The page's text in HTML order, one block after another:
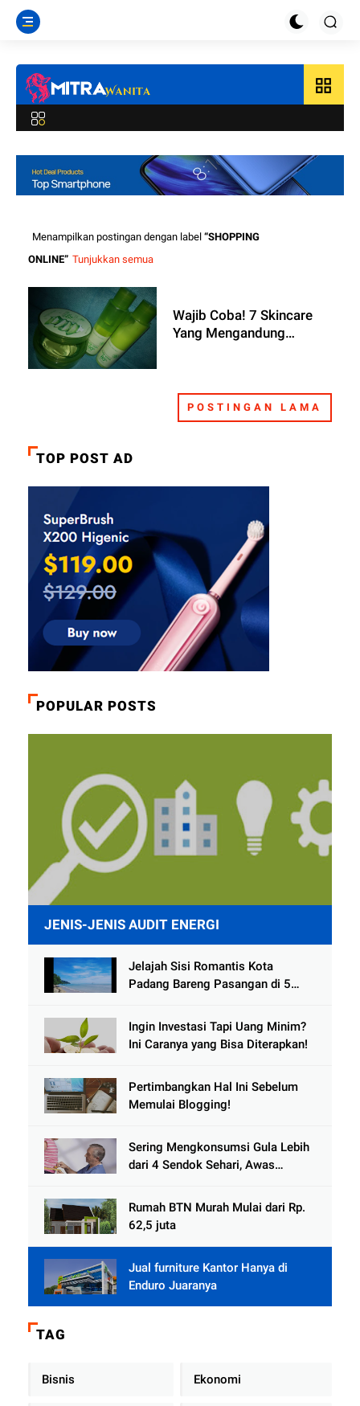
grid_view
Menampilkan postingan dengan label SHOPPING
ONLINE
Tunjukkan semua
Wajib Coba! 7 Skincare
Yang Mengandung
POSTINGAN LAMA
TOP POST AD
POPULAR POSTS
JENIS-JENIS AUDIT ENERGI
Jelajah Sisi Romantis Kota
Padang Bareng Pasangan di 5
Ingin Investasi Tapi Uang Minim?
Ini Caranya yang Bisa Diterapkan!
Pertimbangkan Hal Ini Sebelum
Memulai Blogging!
Sering Mengkonsumsi Gula Lebih
dari 4 Sendok Sehari, Awas
Rumah BTN Murah Mulai dari Rp.
62,5 juta
Jual furniture Kantor Hanya di
Enduro Juaranya
TAG
Bisnis Ekonomi